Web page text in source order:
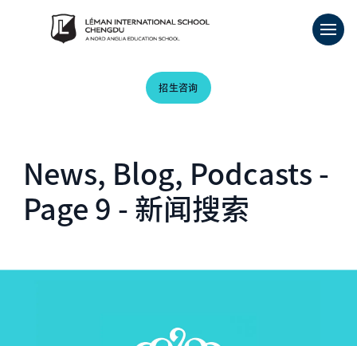
招生咨询
News, Blog, Podcasts -
Page 9 - 新闻搜索